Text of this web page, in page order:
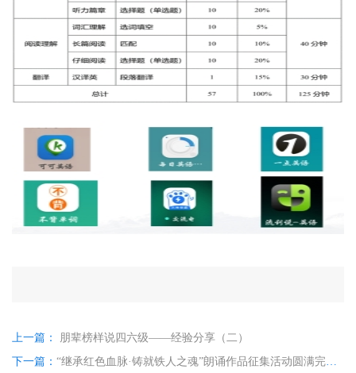
上一篇： 朋辈榜样说四六级——经验分享（二）
下一篇： “继承红色血脉·铸就铁人之魂”朗诵作品征集活动圆满完成！